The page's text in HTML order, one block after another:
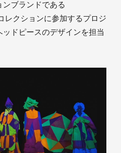
ブランドである
レクションに参加するプロジ
ドピースのデザインを担当